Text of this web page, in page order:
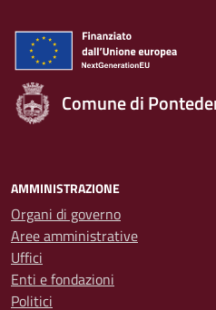
Comune di
AMMINISTRAZIONE
Organi di governo
Aree amministrative
Uffici
Enti e fondazioni
Politici